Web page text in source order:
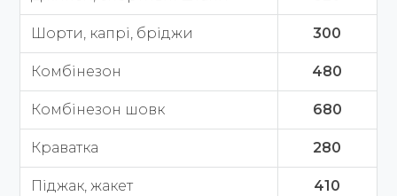
Шорти, капрі, бріджи 300
Комбінезон 480
Комбінезон шовк 680
Краватка 280
Піджак, жакет 410